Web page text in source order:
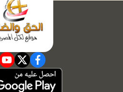
facebook